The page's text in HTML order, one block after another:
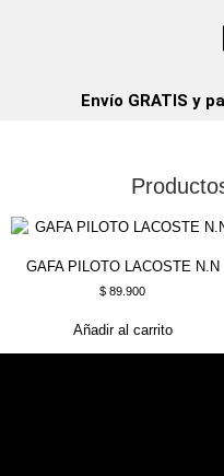
Envío GRATIS y
GAFA PILOTO LACOSTE N.N
$ 89.900
Añadir al carrito